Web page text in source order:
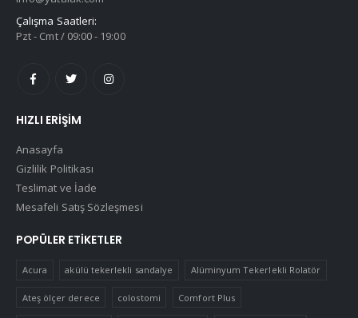
Çalışma Saatleri:
Pzt - Cmt / 09:00 - 19:00
HIZLI ERIŞIM
Anasayfa
Gizlilik Politikası
Teslimat ve İade
Mesafeli Satış Sözleşmesi
POPÜLER ETIKETLER
Acura akülü tekerlekli sandalye Alüminyum Tekerlekli Rolatör
Ateş ölçer derece colostomi Comfort Plus